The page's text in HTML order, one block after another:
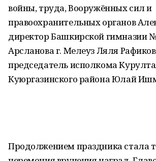
войны, труда, Вооружённых сил и
правоохранительных органов
директор Башкирской гимназии
Арсланова г. Мелеуз Ляля
председатель исполкома
Куюргазинского района Юлай
Продолжением праздника стала